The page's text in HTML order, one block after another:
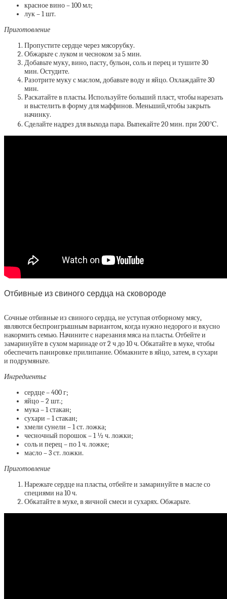
красное вино – 100 мл;
лук – 1 шт.
Приготовление
Пропустите сердце через мясорубку.
Обжарьте с луком и чесноком за 5 мин.
Добавьте муку, вино, пасту, бульон, соль и перец и тушите 30
мин. Остудите.
Разотрите муку с маслом, добавьте воду и яйцо. Охлаждайте 30
мин.
Раскатайте в пласты. Используйте больший пласт, чтобы нарезать
и выстелить в форму для маффинов. Меньший,чтобы закрыть
начинку.
Сделайте надрез для выхода пара. Выпекайте 20 мин. при 200℃.
Отбивные из свиного сердца на сковороде
Сочные отбивные из свиного сердца, не уступая отборному мясу,
являются беспроигрышным вариантом, когда нужно недорого и вкусно
накормить семью. Начините с нарезания мяса на пласты. Отбейте и
замаринуйте в сухом маринаде от 2 ч до 10 ч. Обкатайте в муке, чтобы
обеспечить панировке прилипание. Обмакните в яйцо, затем, в сухари
и подрумяньте.
Ингредиенты:
сердце – 400 г;
яйцо – 2 шт.;
мука – 1 стакан;
сухари – 1 стакан;
хмели сунели – 1 ст. ложка;
чесночный порошок – 1 ½ ч. ложки;
соль и перец – по 1 ч. ложке;
масло – 3 ст. ложки.
Приготовление
Нарежьте сердце на пласты, отбейте и замаринуйте в масле со
специями на 10 ч.
Обкатайте в муке, в яичной смеси и сухарях. Обжарьте.